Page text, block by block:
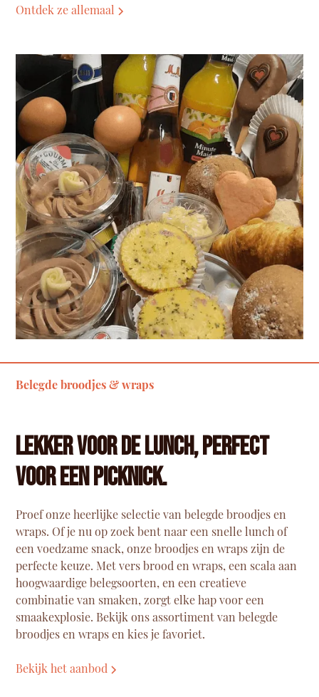
Ontdek ze allemaal
Belegde broodjes & wraps
Lekker voor de lunch, perfect
voor een picknick.
Proef onze heerlijke selectie van belegde broodjes en
wraps. Of je nu op zoek bent naar een snelle lunch of
een voedzame snack, onze broodjes en wraps zijn de
perfecte keuze. Met vers brood en wraps, een scala aan
hoogwaardige belegsoorten, en een creatieve
combinatie van smaken, zorgt elke hap voor een
smaakexplosie. Bekijk onsassortiment van belegde
broodjes en wraps en kies je favoriet.
Bekijk het aanbod